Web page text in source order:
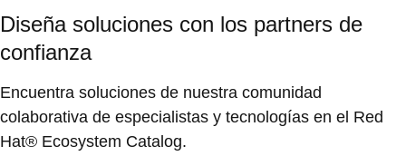
Diseña soluciones con los partners de
confianza
Encuentra soluciones de nuestra comunidad
colaborativa de especialistas y tecnologías en el Red
Hat® Ecosystem Catalog.